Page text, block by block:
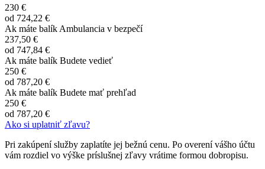
230 €
od 724,22 €
Ak máte balík Ambulancia v bezpečí
237,50 €
od 747,84 €
Ak máte balík Budete vedieť
250 €
od 787,20 €
Ak máte balík Budete mať prehľad
250 €
od 787,20 €
Ako si uplatniť zľavu?
Pri zakúpení služby zaplatíte jej bežnú cenu. Po overení vášho účtu
vám rozdiel vo výške príslušnej zľavy vrátime formou dobropisu.